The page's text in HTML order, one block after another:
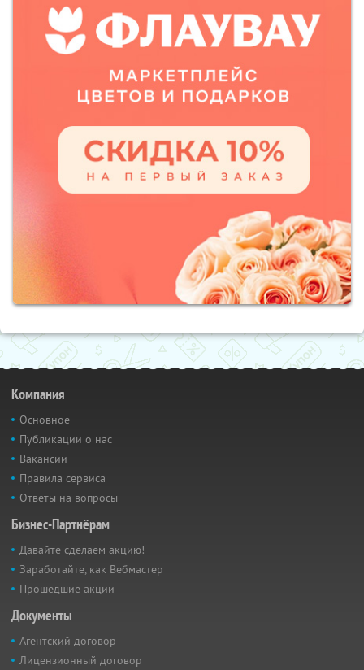
Компания
Основное
Публикации о нас
Вакансии
Правила сервиса
Ответы на вопросы
Бизнес-Партнёрам
Давайте сделаем акцию!
Заработайте, как Вебмастер
Прошедшие акции
Документы
Агентский договор
Лицензионный договор